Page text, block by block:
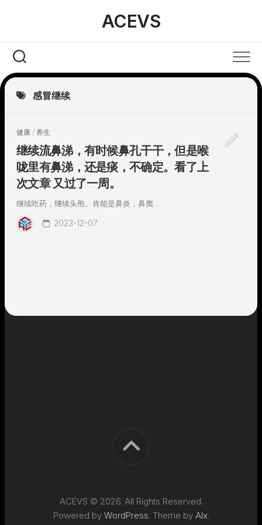
ACEVS
感冒继续
健康 / 养生
继续流鼻涕，有时候鼻孔干干，但是喉
咙里有鼻涕，还是痰，不确定。看了上
次文章 又过了一周。
继续吃药，继续头孢。肯能是鼻炎，鼻窦...
2023-12-07
ACEVS © 2026. All Rights Reserved.
Powered by WordPress. Theme by Alx.